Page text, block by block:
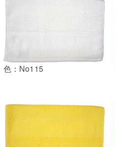
色：No115